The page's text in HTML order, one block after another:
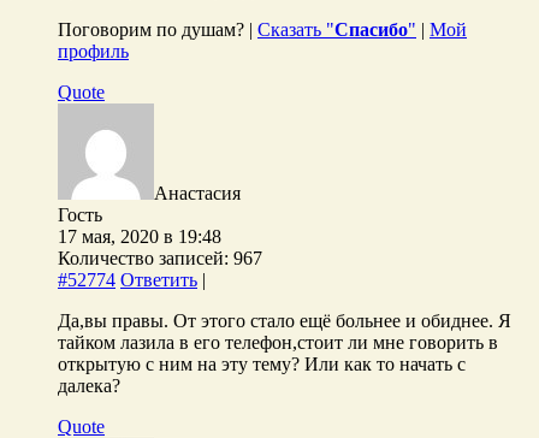
Поговорим по душам? | Сказать "Спасибо" | Мой
профиль
Quote
Анастасия
Гость
17 мая, 2020 в 19:48
Количество записей: 967
#52774 Ответить |
Да,вы правы. От этого стало ещё больнее и обиднее. Я
тайком лазила в его телефон,стоит ли мне говорить в
открытую с ним на эту тему? Или как то начать с
далека?
Quote